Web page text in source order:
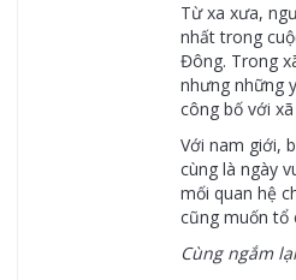
Từ xa xưa,
nhất trong
Đông. Trong
nhưng những
công bố với
Với nam giới,
cùng là ngày
mối quan hệ
cũng muốn
Cùng ngắm